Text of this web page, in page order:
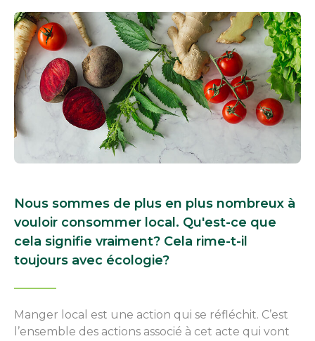
Nous sommes de plus en plus nombreux à
vouloir consommer local. Qu'est-ce que
cela signifie vraiment? Cela rime-t-il
toujours avec écologie?
Manger local est une action qui se réfléchit. C’est
l’ensemble des actions associé à cet acte qui vont